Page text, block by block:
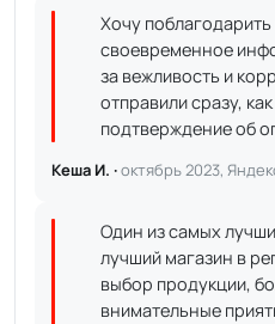
Хочу
своевременное
за вежливость и
отправили сразу,
подтверждение об
Кеша И. ·октябрь 2023,
Один из самых
лучший магазин в
выбор продукции,
внимательные